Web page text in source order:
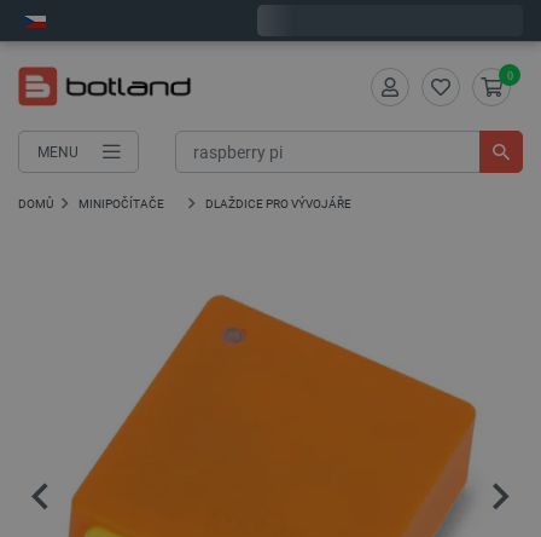
MENU
0
DOMŮ MINIPOČÍTAČE DLAŽDICE PRO VÝVOJÁŘE